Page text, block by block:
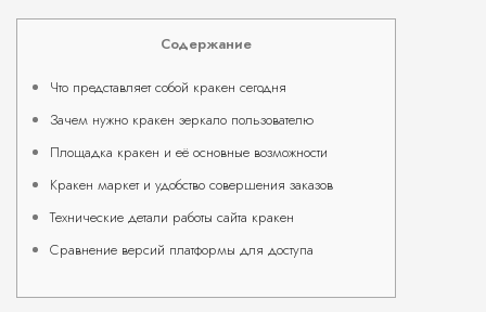
Содержание
Что представляет собой кракен сегодня
Зачем нужно кракен зеркало пользователю
Площадка кракен и её основные возможности
Кракен маркет и удобство совершения заказов
Технические детали работы сайта кракен
Сравнение версий платформы для доступа